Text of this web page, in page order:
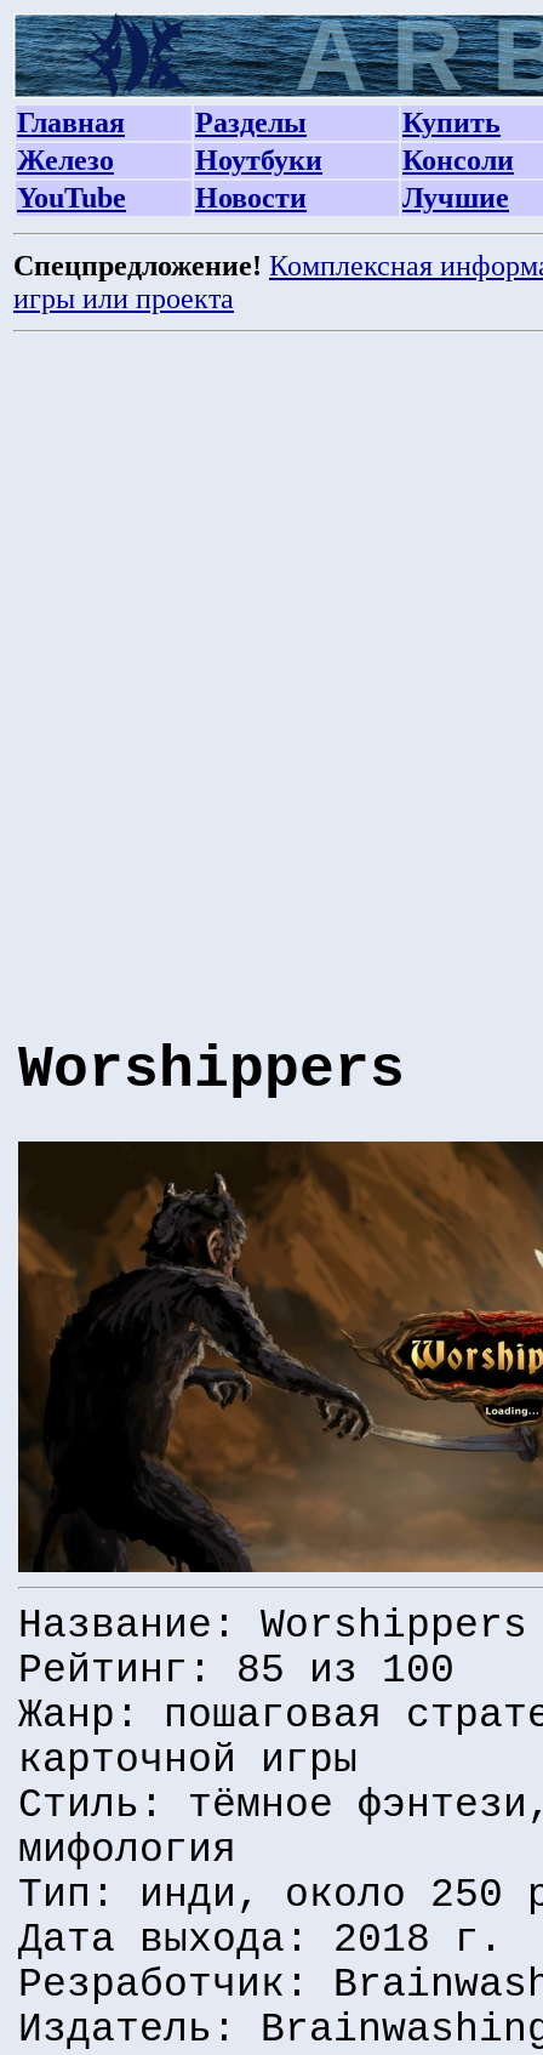
Главная Разделы
Купить
Железо
Ноутбуки
Консоли
YouTube
Новости Лучшие
Спецпредложение! Комплексная
игры или проекта
Worshippers
Название: Worshippers
Рейтинг: 85 из 100
Жанр: пошаговая
карточной игры
Стиль: тёмное
мифология
Тип: инди, около 250
Дата выхода: 2018 г.
Резработчик:
Издатель: